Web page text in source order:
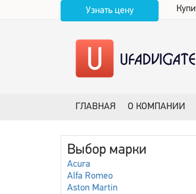
Узнать цену
ГЛАВНАЯ О КОМПАНИИ
Выбор марки
Acura
Alfa Romeo
Aston Martin